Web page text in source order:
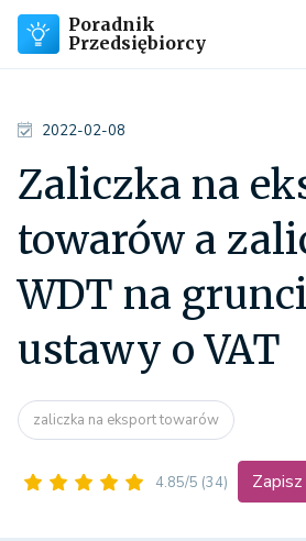
Poradnik
Przedsiębiorcy
2022-02-08
Zaliczka na
towarów a
WDT na
ustawy o VAT
zaliczka na eksport towarów
4.85/5 (34)